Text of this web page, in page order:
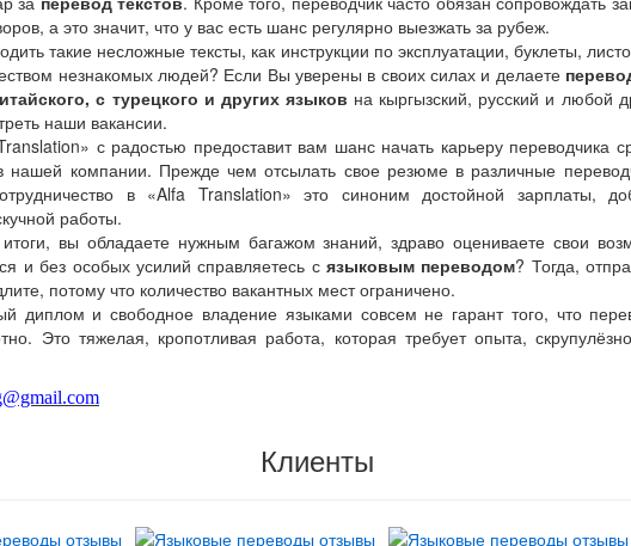
а это значит, что у вас есть шанс регулярно выезжать за рубеж.
такие несложные тексты, как инструкции по эксплуатации, буклеты,
незнакомых людей? Если Вы уверены в своих силах и делаете
с турецкого и других языков на кыргызский, русский и любой
наши вакансии.
с радостью предоставит вам шанс начать карьеру переводчика
нашей компании. Прежде чем отсылать свое резюме в различные
в «Alfa Translation» это синоним достойной зарплаты,
работы.
вы обладаете нужным багажом знаний, здраво оцениваете свои
и без особых усилий справляетесь сязыковым переводом? Тогда,
потому что количество вакантных мест ограничено.
диплом и свободное владение языками совсем не гарант того, что
Это тяжелая, кропотливая работа, которая требует опыта,
Клиенты